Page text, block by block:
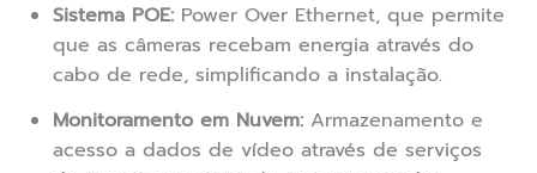
Sistema POE: Power Over Ethernet, que permite
que as câmeras recebam energia através do
cabo de rede, simplificando a instalação.
Monitoramento em Nuvem: Armazenamento e
acesso a dados de vídeo através de serviços